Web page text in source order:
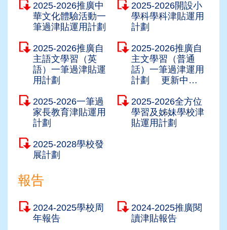
2025-2026推廣中
華文化體驗活動一
筆過津貼運用計劃
2025-2026開設小
學科學科津貼運用
計劃
2025-2026推廣自
主語文學習（英
語）一筆過津貼運
用計劃
2025-2026推廣自
主文學習（普通
話）一筆過津運用
計劃 更新中…
2025-2026一筆過
家長教育津貼運用
計劃
2025-2026全方位
學習及姊妹學校津
貼運用計劃
2025-2028學校發
展計劃
報告
2024-2025學校周
年報告
2024-2025推廣閱
讀津貼報告